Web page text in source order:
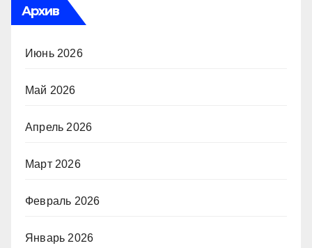
Архив
Июнь 2026
Май 2026
Апрель 2026
Март 2026
Февраль 2026
Январь 2026